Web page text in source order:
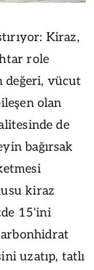
Kiraz,
role
değeri, vücut
olan
de
bağırsak
kiraz
15'ini
uzatıp, tatlı